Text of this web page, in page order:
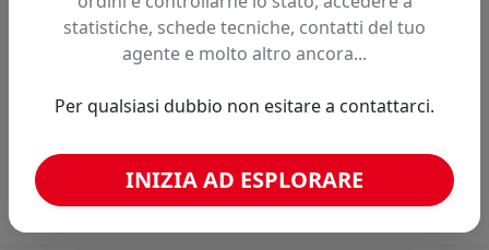
Fai una segnalazione
Confronta con articoli simili
Caricamento confronto...
statistiche, schede tecniche, contatti del tuo
agente e molto altro ancora...
Per qualsiasi dubbio non esitare a contattarci.
INIZIA AD ESPLORARE